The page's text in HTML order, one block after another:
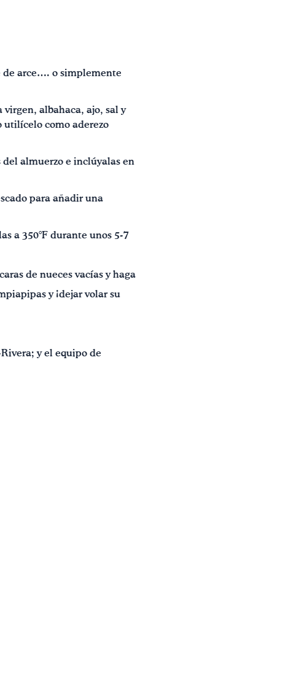
de arce…. o simplemente
virgen, albahaca, ajo, sal y
utilícelo como aderezo
del almuerzo e inclúyalas en
para añadir una
a 350°F durante unos 5-7
de nueces vacías y haga
y ¡dejar volar su
y el equipo de